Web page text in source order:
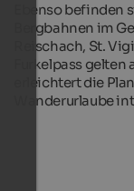
Ebenso befinden
Bergbahnen im
Reischach, St.
Furkelpass
erleichtert die
Wanderurlaube